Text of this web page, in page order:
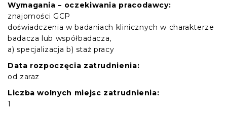
Wymagania – oczekiwania pracodawcy:
znajomości GCP
doświadczenia w badaniach klinicznych w charakterze
badacza lub współbadacza,
a) specjalizacja b) staż pracy
Data rozpoczęcia zatrudnienia:
od zaraz
Liczba wolnych miejsc zatrudnienia:
1